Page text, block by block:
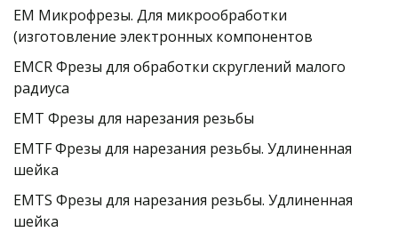
EM Микрофрезы. Для микрообработки
(изготовление электронных компонентов
EMCR Фрезы для обработки скруглений малого
радиуса
EMT Фрезы для нарезания резьбы
EMTF Фрезы для нарезания резьбы. Удлиненная
шейка
EMTS Фрезы для нарезания резьбы. Удлиненная
шейка